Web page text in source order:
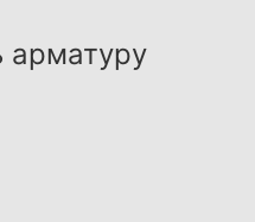
арматуру